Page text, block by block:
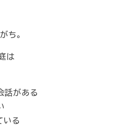
ち。
は
話がある
いる